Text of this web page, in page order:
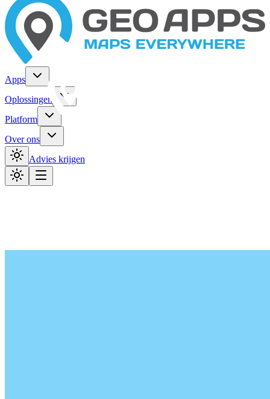
Apps
Oplossingen
Platform
Over ons
Advies krijgen